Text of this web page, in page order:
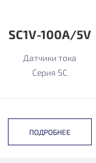
SC1V-100A/5V
Датчики тока
Серия SC
ПОДРОБНЕЕ